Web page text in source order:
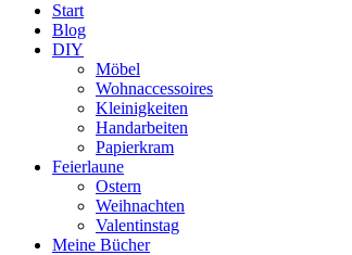
Start
Blog
DIY
Möbel
Wohnaccessoires
Kleinigkeiten
Handarbeiten
Papierkram
Feierlaune
Ostern
Weihnachten
Valentinstag
Meine Bücher